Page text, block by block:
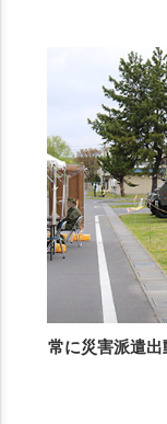
常に災害派遣